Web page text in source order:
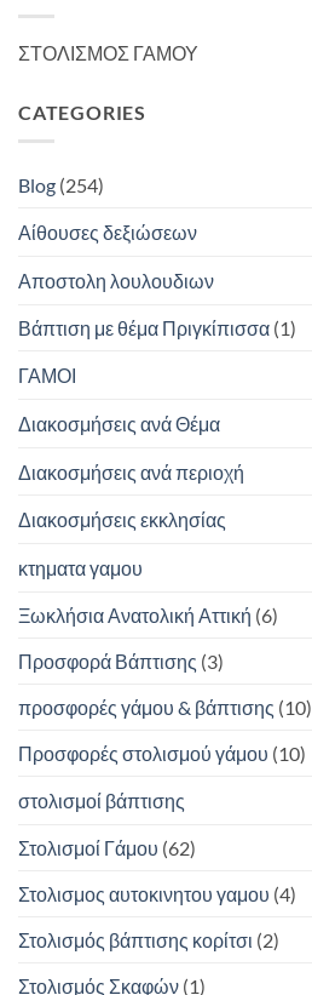
ΣΤΟΛΙΣΜΟΣ ΓΑΜΟΥ
CATEGORIES
Blog (254)
Αίθουσες δεξιώσεων
Αποστολη λουλουδιων
Βάπτιση με θέμα Πριγκίπισσα (1)
ΓΑΜΟΙ
Διακοσμήσεις ανά Θέμα
Διακοσμήσεις ανά περιοχή
Διακοσμήσεις εκκλησίας
κτηματα γαμου
Ξωκλήσια Ανατολική Αττική (6)
Προσφορά Βάπτισης (3)
προσφορές γάμου & βάπτισης (10)
Προσφορές στολισμού γάμου (10)
στολισμοί βάπτισης
Στολισμοί Γάμου (62)
Στολισμος αυτοκινητου γαμου (4)
Στολισμός βάπτισης κορίτσι (2)
Στολισμός Σκαφών (1)